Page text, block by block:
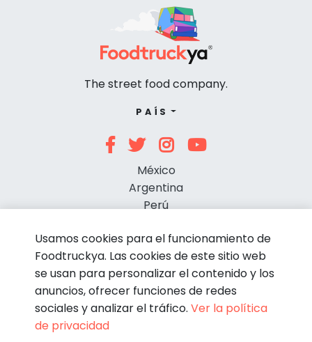
The street food company.
PAÍS
México
Argentina
Perú
© Foodtruckya 2026
Usamos cookies para el funcionamiento de
Foodtruckya. Las cookies de este sitio web
se usan para personalizar el contenido y los
anuncios, ofrecer funciones de redes
sociales y analizar el tráfico. Ver la política
de privacidad